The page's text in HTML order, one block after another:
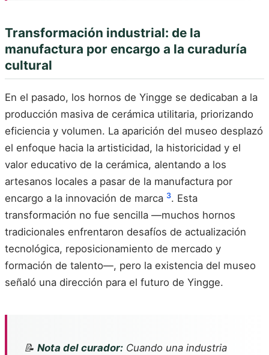
Transformación industrial: de la
manufactura por encargo a la curaduría
cultural
En el pasado, los hornos de Yingge se dedicaban a la
producción masiva de cerámica utilitaria, priorizando
eficiencia y volumen. La aparición del museo desplazó
el enfoque hacia la artisticidad, la historicidad y el
valor educativo de la cerámica, alentando a los
artesanos locales a pasar de la manufactura por
encargo a la innovación de marca 3. Esta
transformación no fue sencilla —muchos hornos
tradicionales enfrentaron desafíos de actualización
tecnológica, reposicionamiento de mercado y
formación de talento—, pero la existencia del museo
señaló una dirección para el futuro de Yingge.
📝 Nota del curador: Cuando una industria